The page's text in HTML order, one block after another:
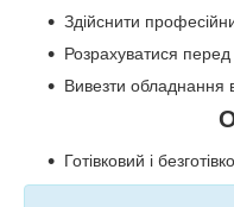
Здійснити
Розрахуватися
Вивезти обладнання
Готівковий і